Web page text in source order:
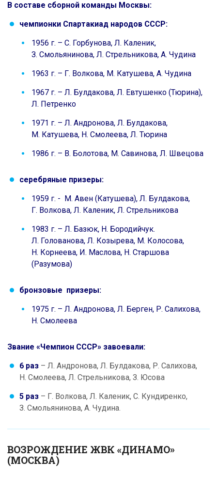
В составе сборной команды Москвы:
чемпионки Спартакиад народов СССР:
1956 г. – С. Горбунова, Л. Каленик,
З. Смольянинова, Л. Стрельникова, А. Чудина
1963 г. – Г. Волкова, М. Катушева, А. Чудина
1967 г. – Л. Булдакова, Л. Евтушенко (Тюрина),
Л. Петренко
1971 г. – Л. Андронова, Л. Булдакова,
М. Катушева, Н. Смолеева, Л. Тюрина
1986 г. – В. Болотова, М. Савинова, Л. Швецова
серебряные призеры:
1959 г. - М. Авен (Катушева), Л. Булдакова,
Г. Волкова, Л. Каленик, Л. Стрельникова
1983 г. – Л. Базюк, Н. Бородийчук.
Л. Голованова, Л. Козырева, М. Колосова,
Н. Корнеева, И. Маслова, Н. Старшова
(Разумова)
бронзовые призеры:
1975 г. – Л. Андронова, Л. Берген, Р. Салихова,
Н. Смолеева
Звание «Чемпион СССР» завоевали:
6 раз – Л. Андронова, Л. Булдакова, Р. Салихова,
Н. Смолеева, Л. Стрельникова, З. Юсова
5 раз – Г. Волкова, Л. Каленик, С. Кундиренко,
З. Смольянинова, А. Чудина.
ВОЗРОЖДЕНИЕ ЖВК «ДИНАМО»
(МОСКВА)